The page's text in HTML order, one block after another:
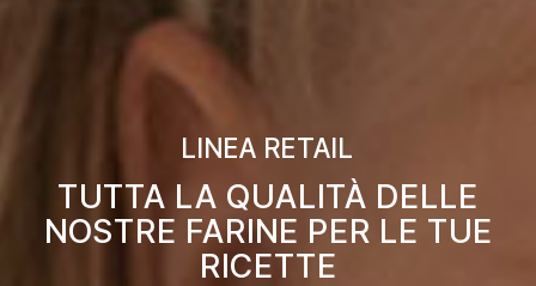
LINEA RETAIL
TUTTA LA QUALITÀ DELLE
NOSTRE FARINE PER LE TUE
RICETTE